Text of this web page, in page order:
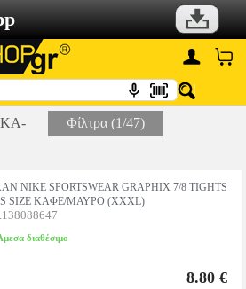
Φίλτρα (1/47)
NIKE SPORTSWEAR GRAPHIX 7/8 TIGHTS
SIZE ΚΑΦΕ/ΜΑΥΡΟ (XXXL)
διαθέσιμο
8.80 €